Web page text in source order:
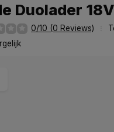
Duolader
0/10 (0 Reviews)